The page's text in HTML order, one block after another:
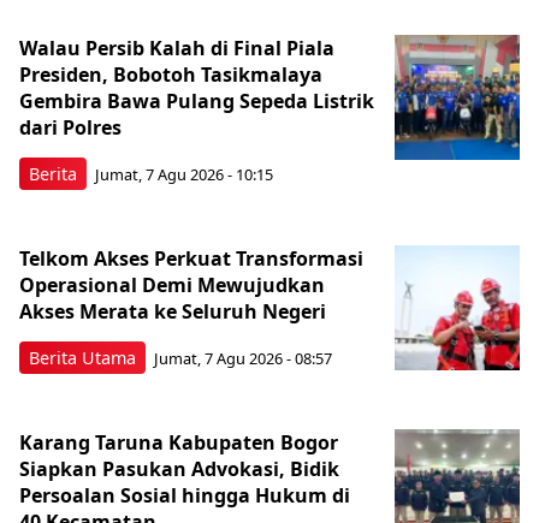
Berita
Walau Persib Kalah di Final Piala
Presiden, Bobotoh Tasikmalaya
Gembira Bawa Pulang Sepeda Listrik
dari Polres
Jumat, 7 Agu 2026 - 10:15
Berita Utama
Telkom Akses Perkuat Transformasi
Operasional Demi Mewujudkan
Akses Merata ke Seluruh Negeri
Jumat, 7 Agu 2026 - 08:57
Karang Taruna Kabupaten Bogor
Siapkan Pasukan Advokasi, Bidik
Persoalan Sosial hingga Hukum di